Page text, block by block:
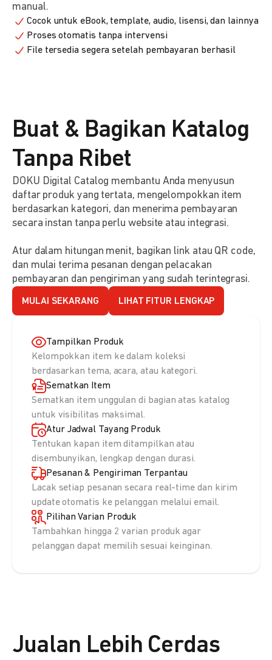
manual.
Cocok untuk eBook, template, audio, lisensi, dan lainnya
Proses otomatis tanpa intervensi
File tersedia segera setelah pembayaran berhasil
Buat & Bagikan Katalog
Tanpa Ribet
DOKU Digital Catalog membantu Anda menyusun
daftar produk yang tertata, mengelompokkan item
berdasarkan kategori, dan menerima pembayaran
secara instan tanpa perlu website atau integrasi.
Atur dalam hitungan menit, bagikan link atau QR code,
dan mulai terima pesanan dengan pelacakan
pembayaran dan pengiriman yang sudah terintegrasi.
MULAI SEKARANG LIHAT FITUR LENGKAP
Tampilkan Produk
Kelompokkan item ke dalam koleksi
berdasarkan tema, acara, atau kategori.
Sematkan Item
Sematkan item unggulan di bagian atas katalog
untuk visibilitas maksimal.
Atur Jadwal Tayang Produk
Tentukan kapan item ditampilkan atau
disembunyikan, lengkap dengan durasi.
Pesanan & Pengiriman Terpantau
Lacak setiap pesanan secara real-time dan kirim
update otomatis ke pelanggan melalui email.
Pilihan Varian Produk
Tambahkan hingga 2 varian produk agar
pelanggan dapat memilih sesuai keinginan.
Jualan Lebih Cerdas